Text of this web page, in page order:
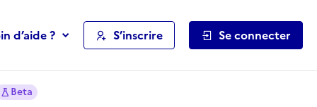
d’aide ? S’inscrire Se connecter
Beta